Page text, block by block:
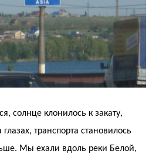
солнце клонилось к закату,
транспорта становилось
Мы ехали вдоль реки Белой,